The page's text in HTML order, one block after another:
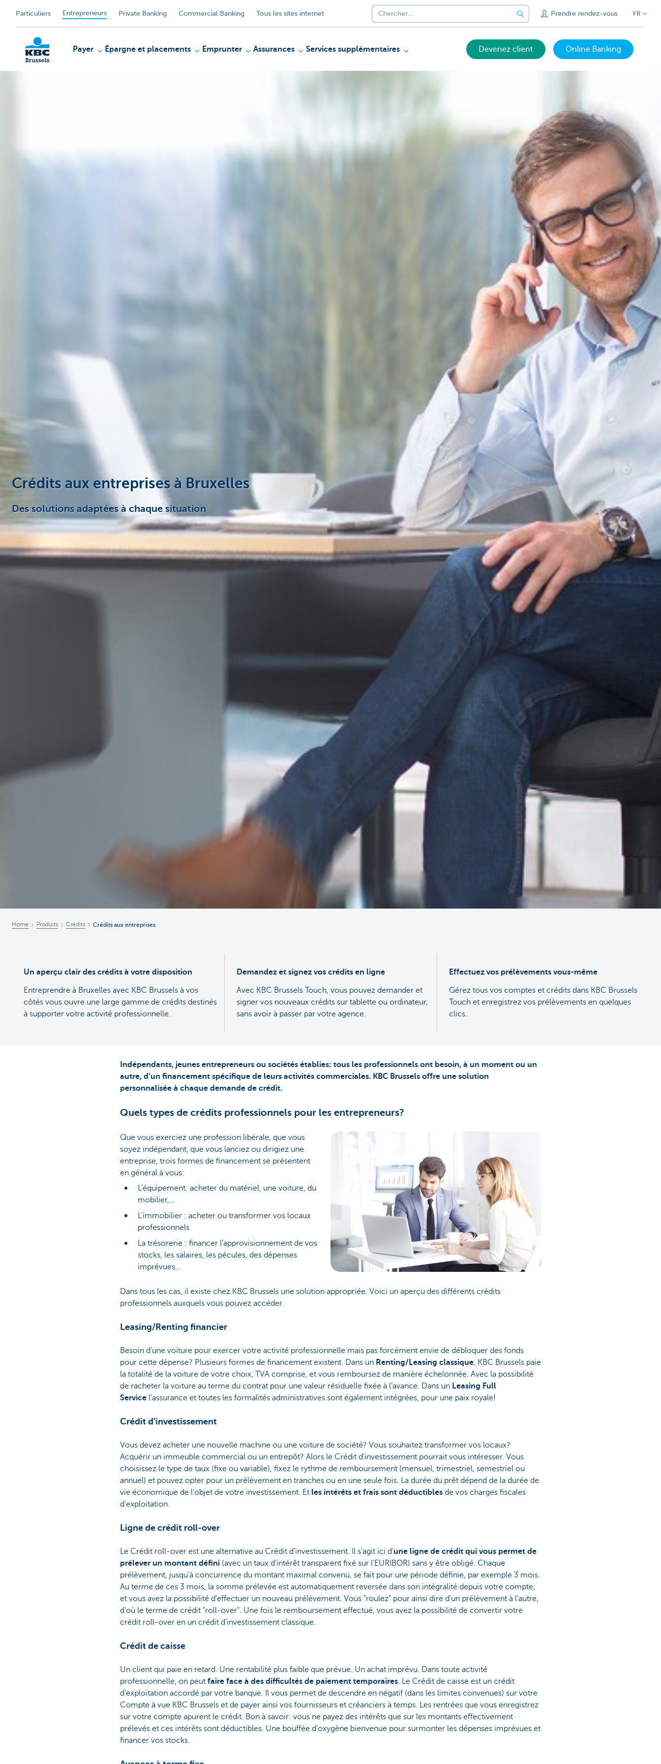
Particuliers Entrepreneurs Private Banking Commercial Banking Tous les sites internet Prendre rendez-vous FR
Payer Épargne et placements Emprunter Assurances Services supplémentaires Devenez client Online Banking
Crédits aux entreprises à Bruxelles
Des solutions adaptées à chaque situation
Home Produits Crédits Crédits aux entreprises
Un aperçu clair des crédits à votre disposition
Entreprendre à Bruxelles avec KBC Brussels à vos
côtés vous ouvre une large gamme de crédits destinés
à supporter votre activité professionnelle.
Demandez et signez vos crédits en ligne
Avec KBC Brussels Touch, vous pouvez demander et
signer vos nouveaux crédits sur tablette ou ordinateur,
sans avoir à passer par votre agence.
Effectuez vos prélèvements vous-même
Gérez tous vos comptes et crédits dans KBC Brussels
Touch et enregistrez vos prélèvements en quelques
clics.
Indépendants, jeunes entrepreneurs ou sociétés établies: tous les professionnels ont besoin, à un moment ou un
autre, d’un financement spécifique de leurs activités commerciales. KBC Brussels offre une solution
personnalisée à chaque demande de crédit.
Quels types de crédits professionnels pour les entrepreneurs?
Que vous exerciez une profession libérale, que vous
soyez indépendant, que vous lanciez ou dirigiez une
entreprise, trois formes de financement se présentent
en général à vous:
L’équipement: acheter du matériel, une voiture, du
mobilier,…
L’immobilier : acheter ou transformer vos locaux
professionnels
La trésorerie : financer l’approvisionnement de vos
stocks, les salaires, les pécules, des dépenses
imprévues…
Dans tous les cas, il existe chez KBC Brussels une solution appropriée. Voici un aperçu des différents crédits
professionnels auxquels vous pouvez accéder.
Leasing/Renting financier
Besoin d’une voiture pour exercer votre activité professionnelle mais pas forcément envie de débloquer des fonds
pour cette dépense? Plusieurs formes de financement existent. Dans un Renting/Leasing classique, KBC Brussels paie
la totalité de la voiture de votre choix, TVA comprise, et vous remboursez de manière échelonnée. Avec la possibilité
de racheter la voiture au terme du contrat pour une valeur résiduelle fixée à l’avance. Dans un Leasing Full
Service l’assurance et toutes les formalités administratives sont également intégrées, pour une paix royale!
Crédit d’investissement
Vous devez acheter une nouvelle machine ou une voiture de société? Vous souhaitez transformer vos locaux?
Acquérir un immeuble commercial ou un entrepôt? Alors le Crédit d'investissement pourrait vous intéresser. Vous
choisissez le type de taux (fixe ou variable), fixez le rythme de remboursement (mensuel, trimestriel, semestriel ou
annuel) et pouvez opter pour un prélèvement en tranches ou en une seule fois. La durée du prêt dépend de la durée de
vie économique de l'objet de votre investissement. Et les intérêts et frais sont déductibles de vos charges fiscales
d'exploitation.
Ligne de crédit roll-over
Le Crédit roll-over est une alternative au Crédit d’investissement. Il s'agit ici d'une ligne de crédit qui vous permet de
prélever un montant défini (avec un taux d’intérêt transparent fixé sur l’EURIBOR) sans y être obligé. Chaque
prélèvement, jusqu'à concurrence du montant maximal convenu, se fait pour une période définie, par exemple 3 mois.
Au terme de ces 3 mois, la somme prélevée est automatiquement reversée dans son intégralité depuis votre compte,
et vous avez la possibilité d'effectuer un nouveau prélèvement. Vous "roulez" pour ainsi dire d'un prélèvement à l'autre,
d'où le terme de crédit "roll-over". Une fois le remboursement effectué, vous avez la possibilité de convertir votre
crédit roll-over en un crédit d'investissement classique.
Crédit de caisse
Un client qui paie en retard. Une rentabilité plus faible que prévue. Un achat imprévu. Dans toute activité
professionnelle, on peut faire face à des difficultés de paiement temporaires. Le Crédit de caisse est un crédit
d’exploitation accordé par votre banque. Il vous permet de descendre en négatif (dans les limites convenues) sur votre
Compte à vue KBC Brussels et de payer ainsi vos fournisseurs et créanciers à temps. Les rentrées que vous enregistrez
sur votre compte apurent le crédit. Bon à savoir: vous ne payez des intérêts que sur les montants effectivement
prélevés et ces intérêts sont déductibles. Une bouffée d’oxygène bienvenue pour surmonter les dépenses imprévues et
financer vos stocks.